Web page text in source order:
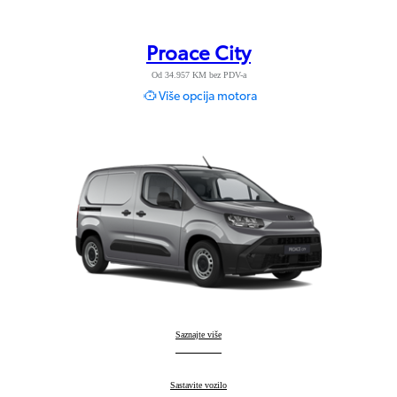
Proace City
Od 34.957 KM bez PDV-a
Više opcija motora
Proace City:
Saznajte više
Proace City:
Sastavite vozilo